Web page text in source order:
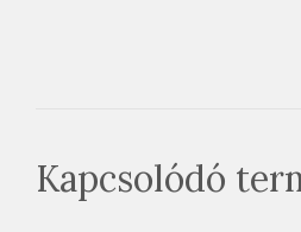
Kapcsolódó